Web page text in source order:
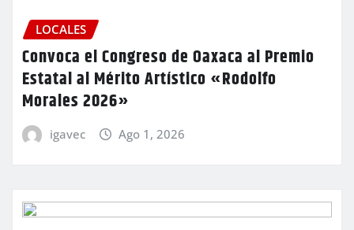
LOCALES
Convoca el Congreso de Oaxaca al Premio
Estatal al Mérito Artístico «Rodolfo
Morales 2026»
igavec Ago 1, 2026